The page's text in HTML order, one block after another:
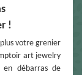
!
votre grenier
art jewelry
en débarras de